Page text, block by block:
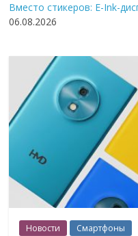
Вместо стикеров: E-Ink-
06.08.2026
Новости Смартфоны